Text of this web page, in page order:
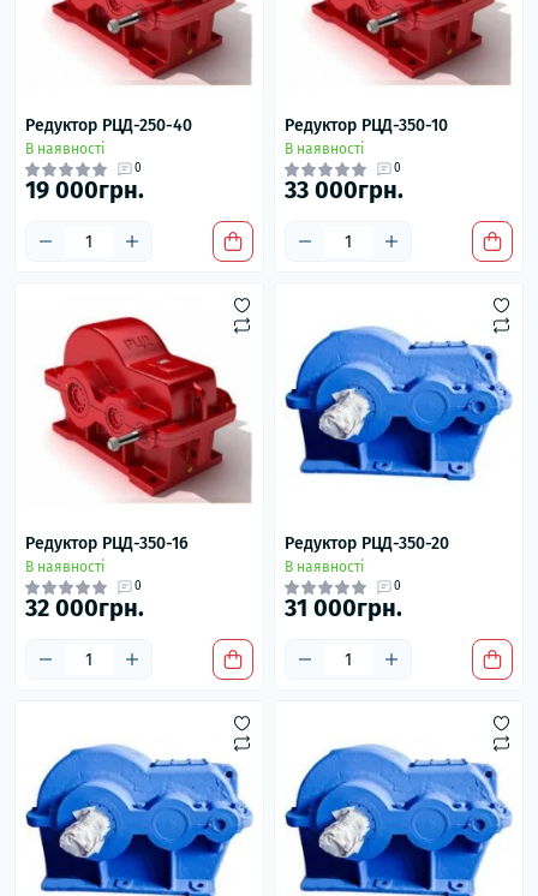
Редуктор РЦД-250-40
В наявності
0
19 000грн.
Редуктор РЦД-350-10
В наявності
0
33 000грн.
Редуктор РЦД-350-16
В наявності
0
32 000грн.
Редуктор РЦД-350-20
В наявності
0
31 000грн.